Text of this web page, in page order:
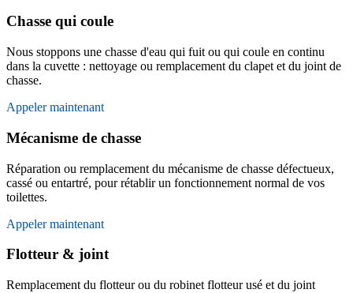
Chasse qui coule
Nous stoppons une chasse d'eau qui fuit ou qui coule en continu
dans la cuvette : nettoyage ou remplacement du clapet et du joint de
chasse.
Appeler maintenant
Mécanisme de chasse
Réparation ou remplacement du mécanisme de chasse défectueux,
cassé ou entartré, pour rétablir un fonctionnement normal de vos
toilettes.
Appeler maintenant
Flotteur & joint
Remplacement du flotteur ou du robinet flotteur usé et du joint